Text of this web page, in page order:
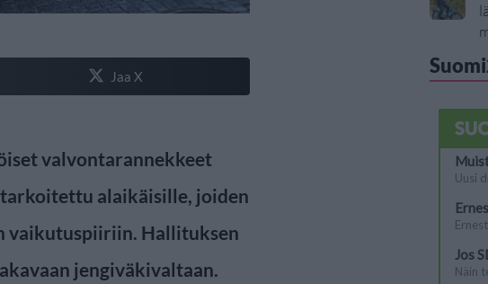
Jaa X
valvontarannekkeet
alaikäisille, joiden
vaikutuspiiriin. Hallituksen
jengiväkivaltaan.